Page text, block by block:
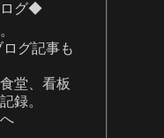
ログ◆
グ記事も
堂、看板
録。
へ